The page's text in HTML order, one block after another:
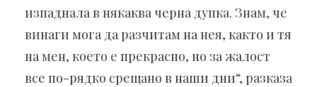
изпаднала в някаква черна дупка. Знам, че
винаги мога да разчитам на нея, както и тя
на мен, което е прекрасно, но за жалост
все по-рядко срещано в наши дни“, разказа